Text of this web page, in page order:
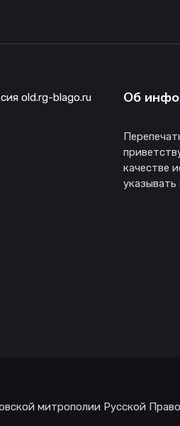
old.rg-blago.ru Об
качестве
указывать
митрополии Русской